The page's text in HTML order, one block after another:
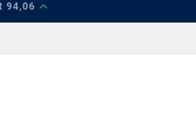
94,06